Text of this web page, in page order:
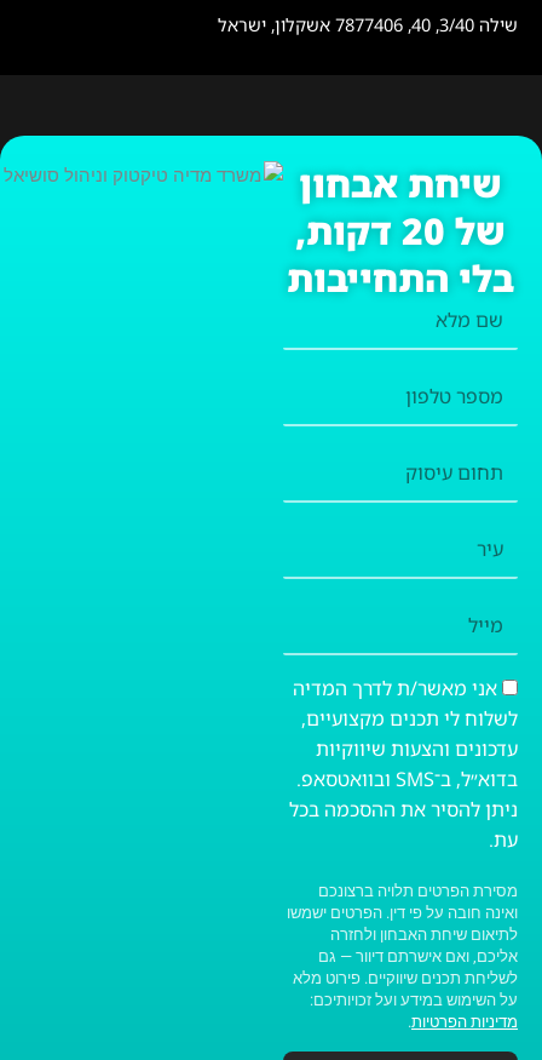
שילה 3/40, 40, 7877406 אשקלון, ישראל
שיחת אבחון
של 20 דקות,
בלי התחייבות
מלא
טלפון
עיסוק
אני מאשר/ת לדרך המדיה
לשלוח לי תכנים מקצועיים,
עדכונים והצעות שיווקיות
בדוא״ל, ב־SMS ובוואטסאפ.
ניתן להסיר את ההסכמה בכל
עת.
מסירת הפרטים תלויה ברצונכם
ואינה חובה על פי דין. הפרטים ישמשו
לתיאום שיחת האבחון ולחזרה
אליכם, ואם אישרתם דיוור — גם
לשליחת תכנים שיווקיים. פירוט מלא
על השימוש במידע ועל זכויותיכם:
מדיניות הפרטיות.